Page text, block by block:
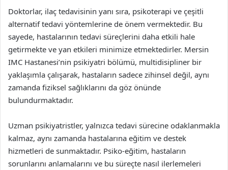
Doktorlar, ilaç tedavisinin yanı sıra, psikoterapi ve çeşitli
alternatif tedavi yöntemlerine de önem vermektedir. Bu
sayede, hastalarının tedavi süreçlerini daha etkili hale
getirmekte ve yan etkileri minimize etmektedirler. Mersin
IMC Hastanesi’nin psikiyatri bölümü, multidisipliner bir
yaklaşımla çalışarak, hastaların sadece zihinsel değil, aynı
zamanda fiziksel sağlıklarını da göz önünde
bulundurmaktadır.
Uzman psikiyatristler, yalnızca tedavi sürecine odaklanmakla
kalmaz, aynı zamanda hastalarına eğitim ve destek
hizmetleri de sunmaktadır. Psiko-eğitim, hastaların
sorunlarını anlamalarını ve bu süreçte nasıl ilerlemeleri